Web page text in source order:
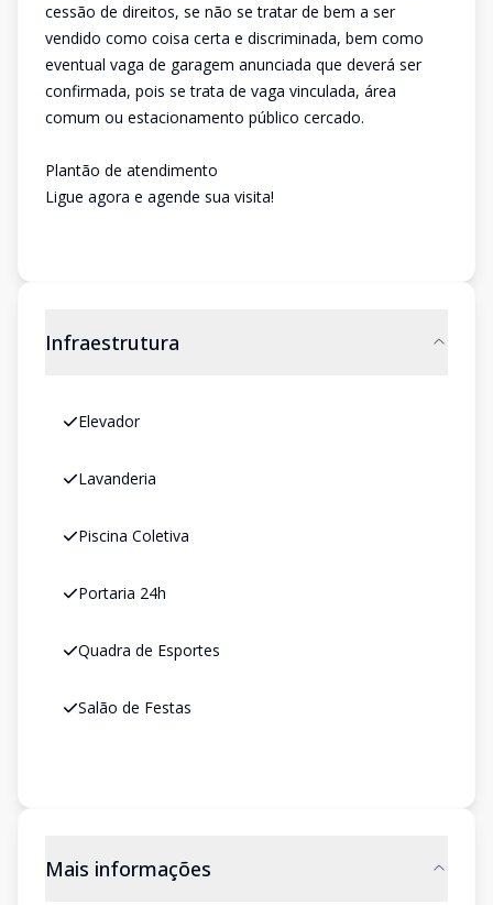
cessão de direitos, se não se tratar de bem a ser
vendido como coisa certa e discriminada, bem como
eventual vaga de garagem anunciada que deverá ser
confirmada, pois se trata de vaga vinculada, área
comum ou estacionamento público cercado.
Plantão de atendimento
Ligue agora e agende sua visita!
Infraestrutura
Elevador
Lavanderia
Piscina Coletiva
Portaria 24h
Quadra de Esportes
Salão de Festas
Mais informações